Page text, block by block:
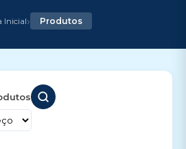
Inicial› Produtos